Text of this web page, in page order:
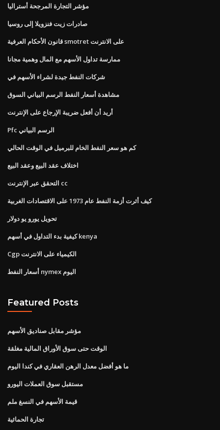
مؤشر التجارة المرجحة أستراليا
صادرات زيت فنزويلا إلى روسيا
قانون الأحكام العرفية smotret على الانترنت
ممارسة تداول الأسهم مع المال وهمية مجانا
شركات النفط جيدة لشراء الأسهم في
مشاهدة أسعار النفط الرسم البياني السوق
أريد أن أفعل ضريبة الإرجاع على الإنترنت
Pfc الرسم البياني
كم هو سعر النفط الخام للبرميل في الوقت الحالي
اختلاف عقد البيع وعقد البيع
التحقق عبر الإنترنت cc
كيف أثرت أزمة النفط عام 1973 على الاقتصادات الغربية
تحويل يورو يو دولار
كيفية بدء التداول في أسهم kenya
Cgp الكيمياء على الانترنت
أسعار النفط nymex اليوم
Featured Posts
مؤشر مقابل صناديق الأسهم
الوقت حتى سوق الأوراق المالية مغلقة
ما هو أفضل معدل الرهن العقاري في كندا اليوم
مستقبل سوق العملات اليورو
قيمة الأسهم في النسغ ملم
تجارة الحمائية